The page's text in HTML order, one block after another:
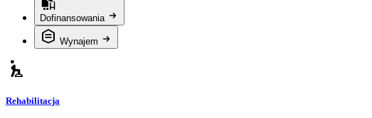
Dofinansowania
Wynajem
Rehabilitacja